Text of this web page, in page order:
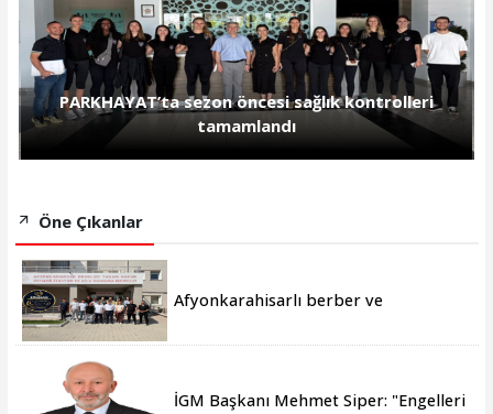
PARKHAYAT’ta sezon öncesi sağlık kontrolleri
tamamlandı
Öne Çıkanlar
Afyonkarahisarlı berber ve
İGM Başkanı Mehmet Siper: "Engelleri